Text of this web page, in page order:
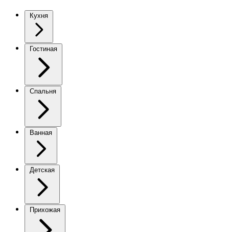
Кухня
Гостиная
Спальня
Ванная
Детская
Прихожая